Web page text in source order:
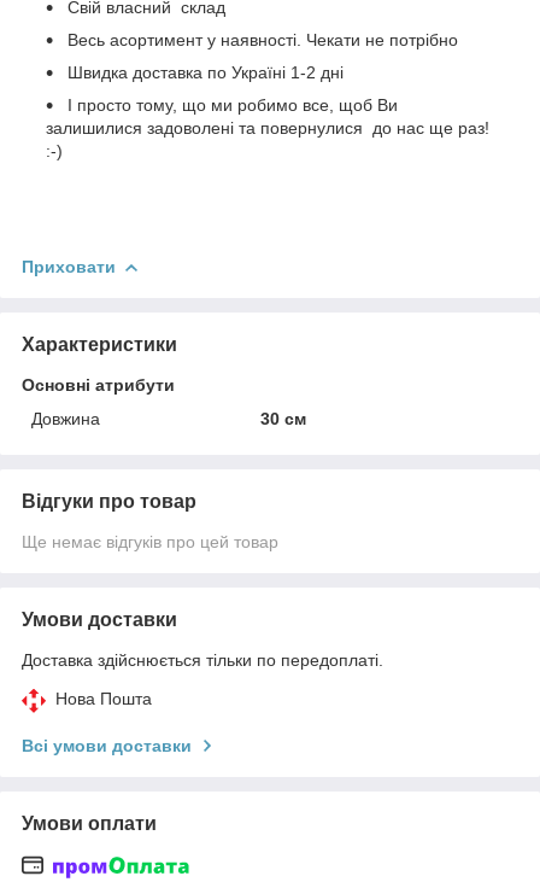
Свій власний склад
Весь асортимент у наявності. Чекати не потрібно
Швидка доставка по Україні 1-2 дні
І просто тому, що ми робимо все, щоб Ви
залишилися задоволені та повернулися до нас ще раз!
:-)
Приховати
Характеристики
Основні атрибути
Довжина
30 см
Відгуки про товар
Ще немає відгуків про цей товар
Умови доставки
Доставка здійснюється тільки по передоплаті.
Нова Пошта
Всі умови доставки
Умови оплати